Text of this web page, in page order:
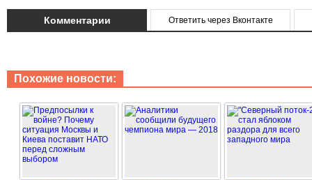
Комментарии Ответить через Вконтакте
Похожие новости: